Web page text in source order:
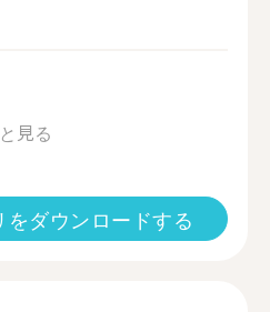
見る
をダウンロードする